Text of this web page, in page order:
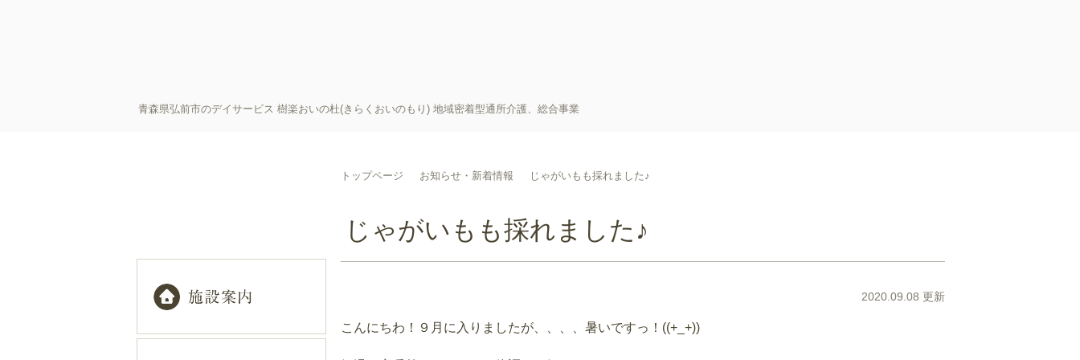
青森県弘前市のデイサービス 樹楽おいの杜(きらくおいのもり) 地域密着型通所介護、総合事業
トップページ お知らせ・新着情報 じゃがいもも採れました♪
じゃがいもも採れました♪
2020.09.08 更新
こんにちわ！９月に入りましたが、、、、暑いですっ！((+_+))